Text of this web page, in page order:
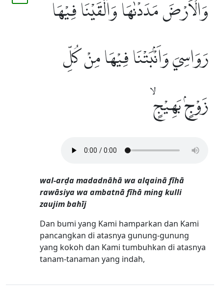
وَالْاَرْضَ مَدَدْنٰهَا وَاَلْقَيْنَا فِيْهَا
رَوَاسِيَ وَاَنْۢبَتْنَا فِيْهَا مِنْ كُلِّ
زَوْجٍۢ بَهِيْجٍۙ
wal-arḍa madadnāhā wa alqainā fīhā
rawāsiya wa ambatnā fīhā ming kulli
zaujim bahīj
Dan bumi yang Kami hamparkan dan Kami
pancangkan di atasnya gunung-gunung
yang kokoh dan Kami tumbuhkan di atasnya
tanam-tanaman yang indah,